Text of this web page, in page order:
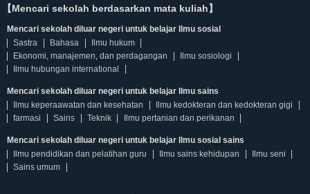
【Mencari sekolah berdasarkan mata kuliah】
Mencari sekolah diluar negeri untuk belajar Ilmu sosial
Sastra
Bahasa
Ilmu hukum
Ekonomi, manajemen, dan perdagangan
Ilmu sosiologi
Ilmu hubungan international
Mencari sekolah diluar negeri untuk belajar Ilmu sains
Ilmu keperaawatan dan kesehatan
Ilmu kedokteran dan kedokteran gigi
farmasi
Sains Teknik Ilmu pertanian dan perikanan
Mencari sekolah diluar negeri untuk belajar Ilmu sosial sains
Ilmu pendidikan dan pelatihan guru
Ilmu sains kehidupan
Ilmu seni
Sains umum